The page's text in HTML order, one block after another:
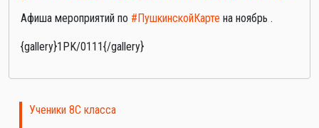
Афиша мероприятий по #ПушкинскойКарте на ноябрь .
{gallery}1PK/0111{/gallery}
Ученики 8С класса